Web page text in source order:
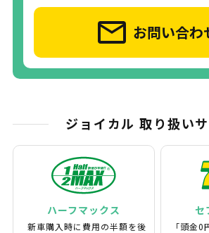
お問い合わ
ジョイカル 取り扱い
ハーフマックス
新車購入時に費用の半額を後
セ
｢頭金0